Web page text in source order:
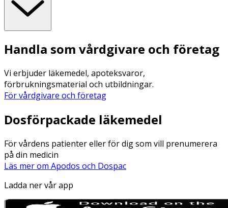
Handla som vårdgivare och företag
Vi erbjuder läkemedel, apoteksvaror,
förbrukningsmaterial och utbildningar.
För vårdgivare och företag
Dosförpackade läkemedel
För vårdens patienter eller för dig som vill prenumerera
på din medicin
Läs mer om Apodos och Dospac
Ladda ner vår app